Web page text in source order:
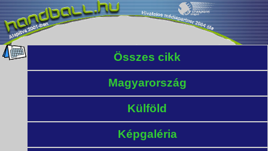
Összes cikk
Magyarország
Külföld
Képgaléria